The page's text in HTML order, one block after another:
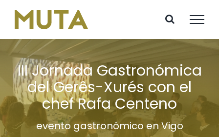
III Jornada Gastronómica
del Gerês-Xurés con el
chef Rafa Centeno
evento gastronómico en Vigo